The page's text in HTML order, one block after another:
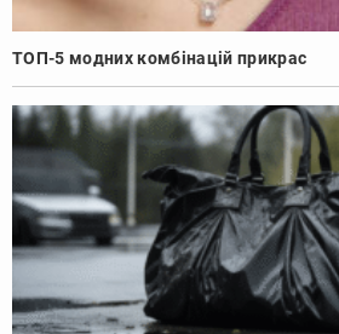
ТОП-5 модних комбінацій прикрас